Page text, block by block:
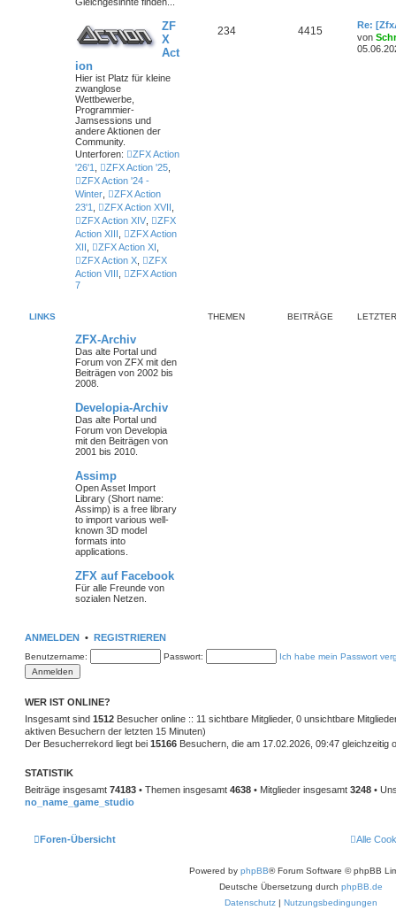
ZF
X
Act
ion
Hier ist Platz für kleine
zwanglose
Wettbewerbe,
Programmier-
Jamsessions und
andere Aktionen der
Community.
Unterforen:
ZFX Action
'26'1
ZFX Action '25
ZFX Action '24 -
Winter
ZFX Action
23'1
ZFX Action XVII
ZFX Action XIV
ZFX
Action XIII
ZFX Action
XII
ZFX Action XI
ZFX Action X
ZFX
Action VIII
ZFX Action
7
234 4415
Re:
von
LINKS THEMEN BEITRÄGE
ZFX-Archiv
Das alte Portal und
Forum von ZFX mit den
Beiträgen von 2002 bis
2008.
Developia-Archiv
Das alte Portal und
Forum von Developia
mit den Beiträgen von
2001 bis 2010.
Assimp
Open Asset Import
Library (Short name:
Assimp) is a free library
to import various well-
known 3D model
formats into
applications.
ZFX auf Facebook
Für alle Freunde von
sozialen Netzen.
ANMELDEN • REGISTRIEREN
Benutzername: Passwort: Ich habe mein Passwort
WER IST ONLINE?
Insgesamt sind 1512 Besucher online :: 11 sichtbare Mitglieder, 0 unsichtbare
aktiven Besuchern der letzten 15 Minuten)
Der Besucherrekord liegt bei 15166 Besuchern, die am 17.02.2026, 09:47 gleichzeitig
STATISTIK
Beiträge insgesamt 74183 • Themen insgesamt 4638 • Mitglieder insgesamt 3248 •
no_name_game_studio
Foren-Übersicht Alle
Powered by phpBB® Forum Software © phpBB
Deutsche Übersetzung durch phpBB.de
Datenschutz | Nutzungsbedingungen